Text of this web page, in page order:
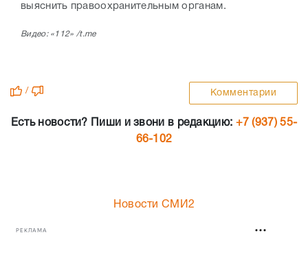
выяснить правоохранительным органам.
Видео: «112» /t.me
/ Комментарии
Есть новости? Пиши и звони в редакцию: +7 (937) 55-
66-102
Новости СМИ2
РЕКЛАМА